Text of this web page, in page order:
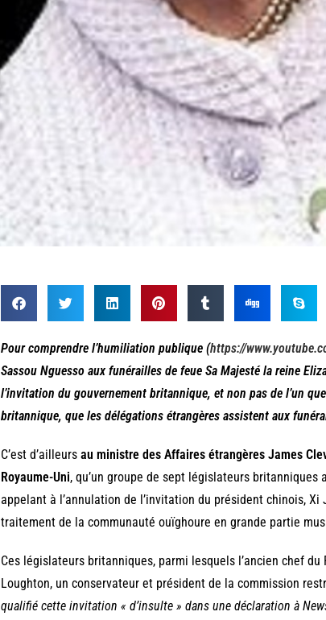
Pour comprendre l’humiliation publique (https://
Sassou Nguesso aux funérailles de feue Sa Majesté la reine
l’invitation du gouvernement britannique, et non pas de l’un
britannique, que les délégations étrangères assistent aux
C’est d’ailleurs au ministre des Affaires étrangères James
Royaume-Uni, qu’un groupe de sept législateurs
appelant à l’annulation de l’invitation du président chinois,
traitement de la communauté ouïghoure en grande partie
Ces législateurs britanniques, parmi lesquels l’ancien chef
Loughton, un conservateur et président de la commission
qualifié cette invitation « d’insulte » dans une déclaration à